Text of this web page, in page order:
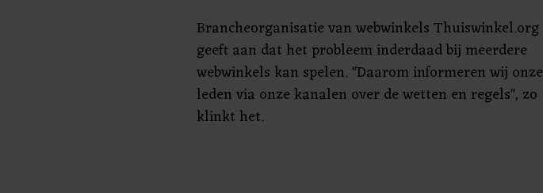
Brancheorganisatie van webwinkels Thuiswinkel.org
geeft aan dat het probleem inderdaad bij meerdere
webwinkels kan spelen. "Daarom informeren wij onze
leden via onze kanalen over de wetten en regels", zo
klinkt het.